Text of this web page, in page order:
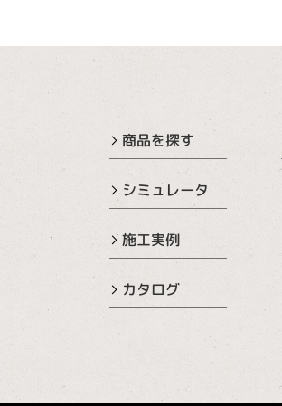
商品を探す
シミュレータ
施工実例
カタログ